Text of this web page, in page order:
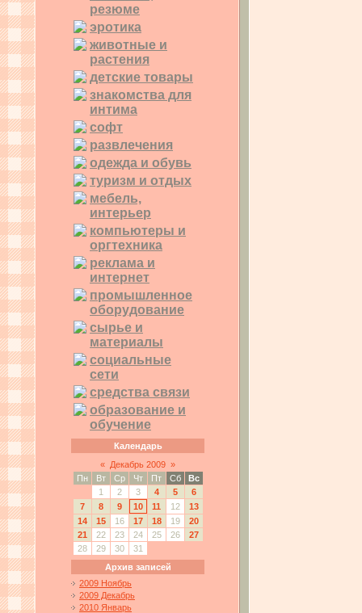
резюме
эротика
животные и
растения
детские товары
знакомства для
интима
софт
развлечения
одежда и обувь
туризм и отдых
мебель,
интерьер
компьютеры и
оргтехника
реклама и
интернет
промышленное
оборудование
сырье и
материалы
социальные
сети
средства связи
образование и
обучение
Календарь
« Декабрь 2009 »
Пн
Вт Ср Чт Пт Сб
Вс
1
2 3 4 5
6
7
8 9 10 11 12
13
14
15 16 17 18 19
20
21
22 23 24 25 26
27
28
29 30
31
Архив записей
2009 Ноябрь
2009 Декабрь
2010 Январь